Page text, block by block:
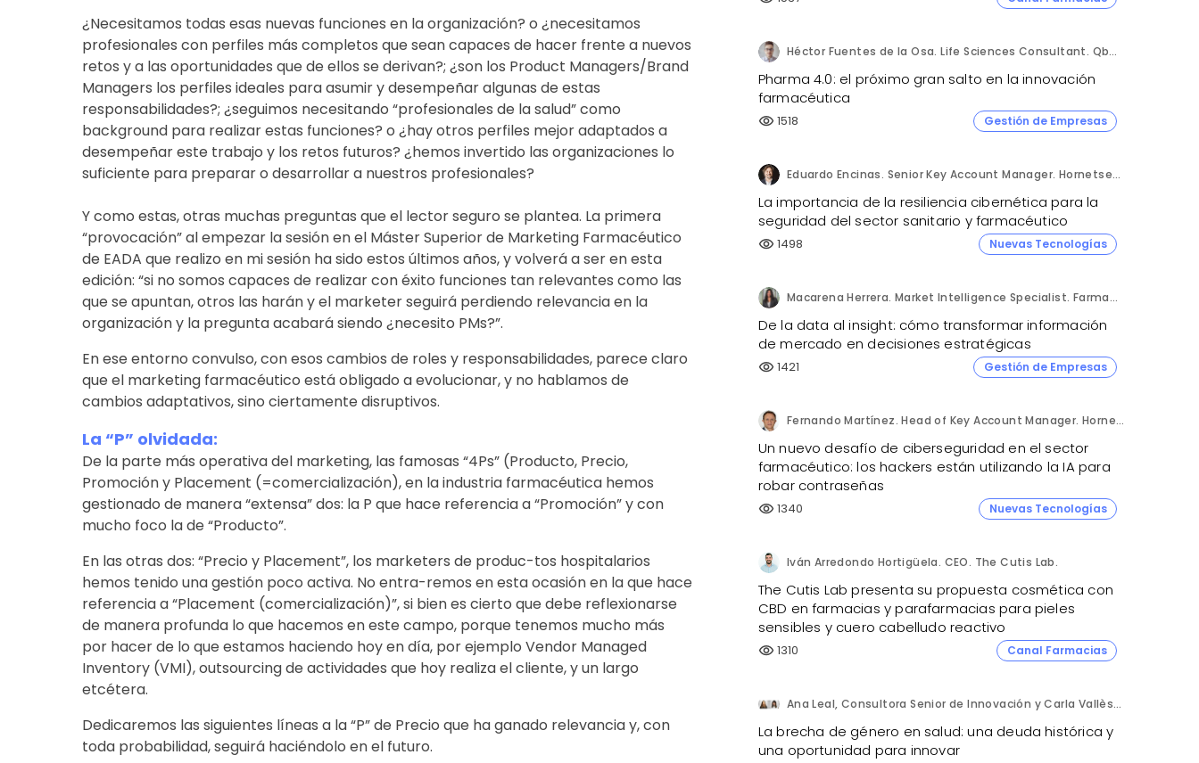
¿Necesitamos todas esas nuevas funciones en la organización? o ¿necesitamos
profesionales con perfiles más completos que sean capaces de hacer frente a nuevos
retos y a las oportunidades que de ellos se derivan?; ¿son los Product Managers/Brand
Managers los perfiles ideales para asumir y desempeñar algunas de estas
responsabilidades?; ¿seguimos necesitando “profesionales de la salud” como
background para realizar estas funciones? o ¿hay otros perfiles mejor adaptados a
desempeñar este trabajo y los retos futuros? ¿hemos invertido las organizaciones lo
suficiente para preparar o desarrollar a nuestros profesionales?
Y como estas, otras muchas preguntas que el lector seguro se plantea. La primera
“provocación” al empezar la sesión en el Máster Superior de Marketing Farmacéutico
de EADA que realizo en mi sesión ha sido estos últimos años, y volverá a ser en esta
edición: “si no somos capaces de realizar con éxito funciones tan relevantes como las
que se apuntan, otros las harán y el marketer seguirá perdiendo relevancia en la
organización y la pregunta acabará siendo ¿necesito PMs?”.
En ese entorno convulso, con esos cambios de roles y responsabilidades, parece claro
que el marketing farmacéutico está obligado a evolucionar, y no hablamos de
cambios adaptativos, sino ciertamente disruptivos.
La “P” olvidada:
De la parte más operativa del marketing, las famosas “4Ps” (Producto, Precio,
Promoción y Placement (=comercialización), en la industria farmacéutica hemos
gestionado de manera “extensa” dos: la P que hace referencia a “Promoción” y con
mucho foco la de “Producto”.
En las otras dos: “Precio y Placement”, los marketers de produc-tos hospitalarios
hemos tenido una gestión poco activa. No entra-remos en esta ocasión en la que hace
referencia a “Placement (comercialización)”, si bien es cierto que debe reflexionarse
de manera profunda lo que hacemos en este campo, porque tenemos mucho más
por hacer de lo que estamos haciendo hoy en día, por ejemplo Vendor Managed
Inventory (VMI), outsourcing de actividades que hoy realiza el cliente, y un largo
etcétera.
Dedicaremos las siguientes líneas a la “P” de Precio que ha ganado relevancia y, con
toda probabilidad, seguirá haciéndolo en el futuro.
Héctor Fuentes de la Osa. Life Sciences Consultant. QbD Group.
Pharma 4.0: el próximo gran salto en la innovación
farmacéutica
visibility 1518 Gestión de Empresas
Eduardo Encinas. Senior Key Account Manager. Hornetsecurity en Iberia.
La importancia de la resiliencia cibernética para la
seguridad del sector sanitario y farmacéutico
visibility 1498 Nuevas Tecnologías
Macarena Herrera. Market Intelligence Specialist. Farmaprojects (Polpharma Group).
De la data al insight: cómo transformar información
de mercado en decisiones estratégicas
visibility 1421 Gestión de Empresas
Fernando Martínez. Head of Key Account Manager. Hornetsecurity.
Un nuevo desafío de ciberseguridad en el sector
farmacéutico: los hackers están utilizando la IA para
robar contraseñas
visibility 1340 Nuevas Tecnologías
Iván Arredondo Hortigüela. CEO. The Cutis Lab.
The Cutis Lab presenta su propuesta cosmética con
CBD en farmacias y parafarmacias para pieles
sensibles y cuero cabelludo reactivo
visibility 1310 Canal Farmacias
Ana Leal, Consultora Senior de Innovación y Carla Vallès, Manager. ANIMA.
La brecha de género en salud: una deuda histórica y
una oportunidad para innovar